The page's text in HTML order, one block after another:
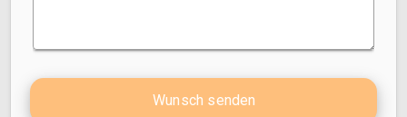
Wunsch senden